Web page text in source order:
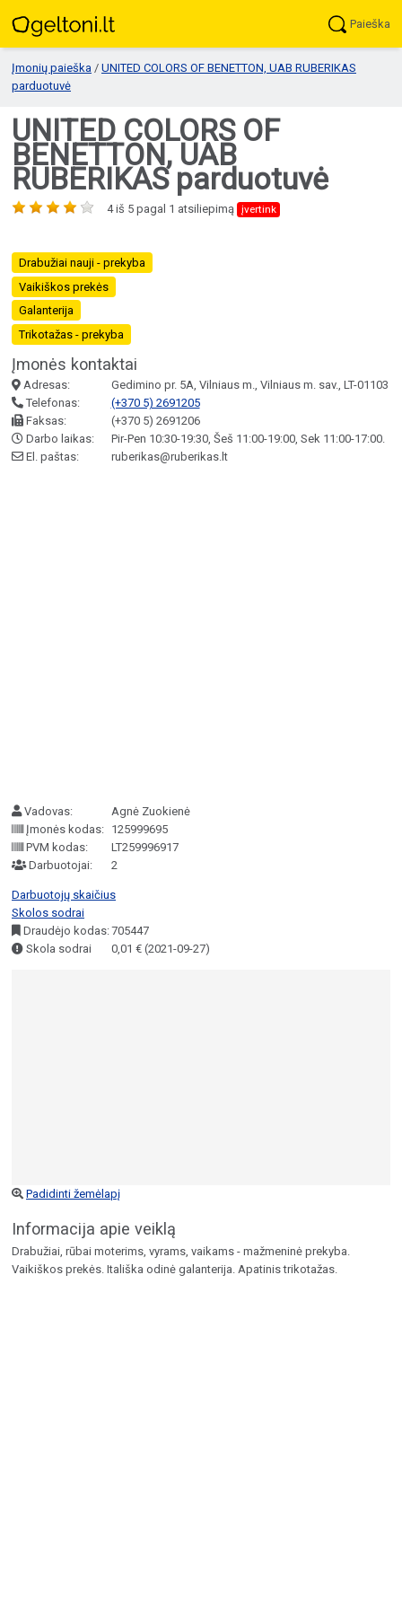
Paieška
Įmonių paieška / UNITED COLORS OF BENETTON, UAB RUBERIKAS
parduotuvė
UNITED COLORS OF
BENETTON, UAB
RUBERIKAS parduotuvė
4iš 5 pagal 1 atsiliepimą įvertink
Drabužiai nauji - prekyba
Vaikiškos prekės
Galanterija
Trikotažas - prekyba
Įmonės kontaktai
Adresas:
Gedimino pr. 5A, Vilniaus m., Vilniaus m. sav., LT-01103
Telefonas:
(+370 5) 2691205
Faksas:
(+370 5) 2691206
Darbo laikas:
Pir-Pen 10:30-19:30, Šeš 11:00-19:00, Sek 11:00-17:00.
El. paštas:
ruberikas@ruberikas.lt
Vadovas:
Agnė Zuokienė
Įmonės kodas: 125999695
PVM kodas:
LT259996917
Darbuotojai:
2
Darbuotojų skaičius
Skolos sodrai
Draudėjo kodas:705447
Skola sodrai
0,01 € (2021-09-27)
Padidinti žemėlapį
Informacija apie veiklą
Drabužiai, rūbai moterims, vyrams, vaikams - mažmeninė prekyba.
Vaikiškos prekės. Itališka odinė galanterija. Apatinis trikotažas.